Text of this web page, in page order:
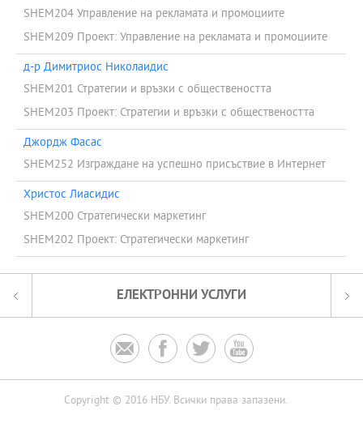
SHEM204 Управление на рекламата и промоциите
SHEM209 Проект: Управление на рекламата и промоциите
д-р Димитриос Николаидис
SHEM201 Стратегии и връзки с обществеността
SHEM203 Проект: Стратегии и връзки с обществеността
Джордж Фасас
SHEM252 Изграждане на успешно присъствие в Интернет
Христос Лиасидис
SHEM200 Стратегически маркетинг
SHEM202 Проект: Стратегически маркетинг
ЕЛЕКТРОННИ УСЛУГИ
   
Copyright © 2016 НБУ. Всички права запазени.